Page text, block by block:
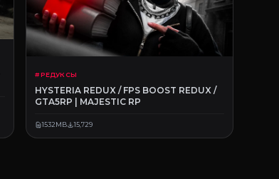
# РЕДУКСЫ
HYSTERIA REDUX / FPS BOOST REDUX /
GTA5RP | MAJESTIC RP
1532MB 15,729